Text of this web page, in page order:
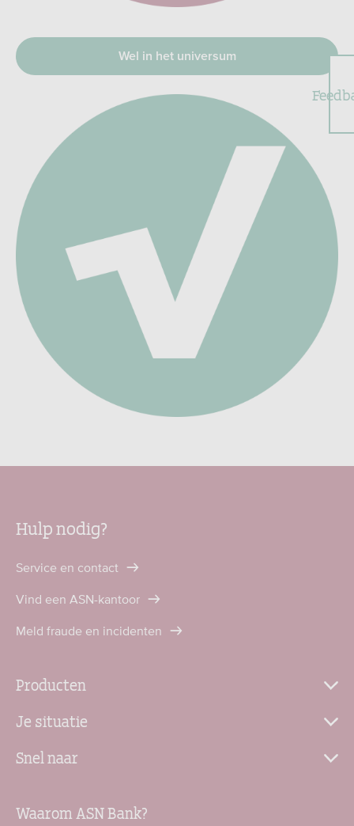
Wel in het universum
Hulp nodig?
Service en contact
Vind een ASN-kantoor
Meld fraude en incidenten
Producten
Je situatie
Snel naar
Waarom ASN Bank?